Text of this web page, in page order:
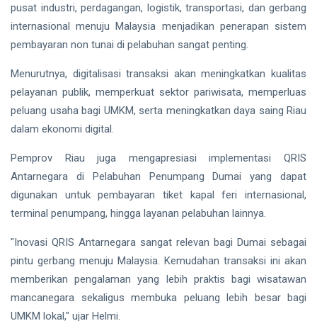
pusat industri, perdagangan, logistik, transportasi, dan gerbang
internasional menuju Malaysia menjadikan penerapan sistem
pembayaran non tunai di pelabuhan sangat penting.
Menurutnya, digitalisasi transaksi akan meningkatkan kualitas
pelayanan publik, memperkuat sektor pariwisata, memperluas
peluang usaha bagi UMKM, serta meningkatkan daya saing Riau
dalam ekonomi digital.
Pemprov Riau juga mengapresiasi implementasi QRIS
Antarnegara di Pelabuhan Penumpang Dumai yang dapat
digunakan untuk pembayaran tiket kapal feri internasional,
terminal penumpang, hingga layanan pelabuhan lainnya.
"Inovasi QRIS Antarnegara sangat relevan bagi Dumai sebagai
pintu gerbang menuju Malaysia. Kemudahan transaksi ini akan
memberikan pengalaman yang lebih praktis bagi wisatawan
mancanegara sekaligus membuka peluang lebih besar bagi
UMKM lokal," ujar Helmi.